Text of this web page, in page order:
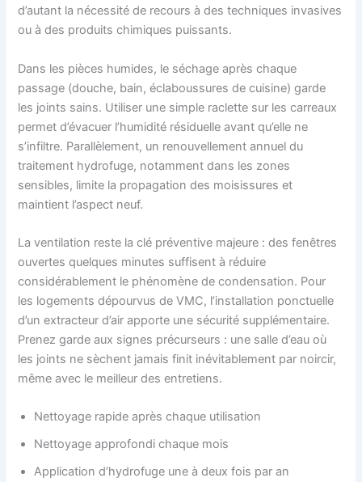
d’autant la nécessité de recours à des techniques invasives
ou à des produits chimiques puissants.
Dans les pièces humides, le séchage après chaque
passage (douche, bain, éclaboussures de cuisine) garde
les joints sains. Utiliser une simple raclette sur les carreaux
permet d’évacuer l’humidité résiduelle avant qu’elle ne
s’infiltre. Parallèlement, un renouvellement annuel du
traitement hydrofuge, notamment dans les zones
sensibles, limite la propagation des moisissures et
maintient l’aspect neuf.
La ventilation reste la clé préventive majeure : des fenêtres
ouvertes quelques minutes suffisent à réduire
considérablement le phénomène de condensation. Pour
les logements dépourvus de VMC, l’installation ponctuelle
d’un extracteur d’air apporte une sécurité supplémentaire.
Prenez garde aux signes précurseurs : une salle d’eau où
les joints ne sèchent jamais finit inévitablement par noircir,
même avec le meilleur des entretiens.
Nettoyage rapide après chaque utilisation
Nettoyage approfondi chaque mois
Application d’hydrofuge une à deux fois par an